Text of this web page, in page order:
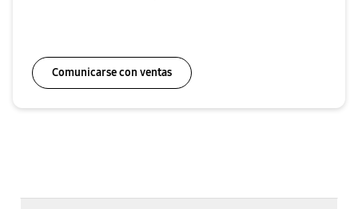
Comunicarse con ventas